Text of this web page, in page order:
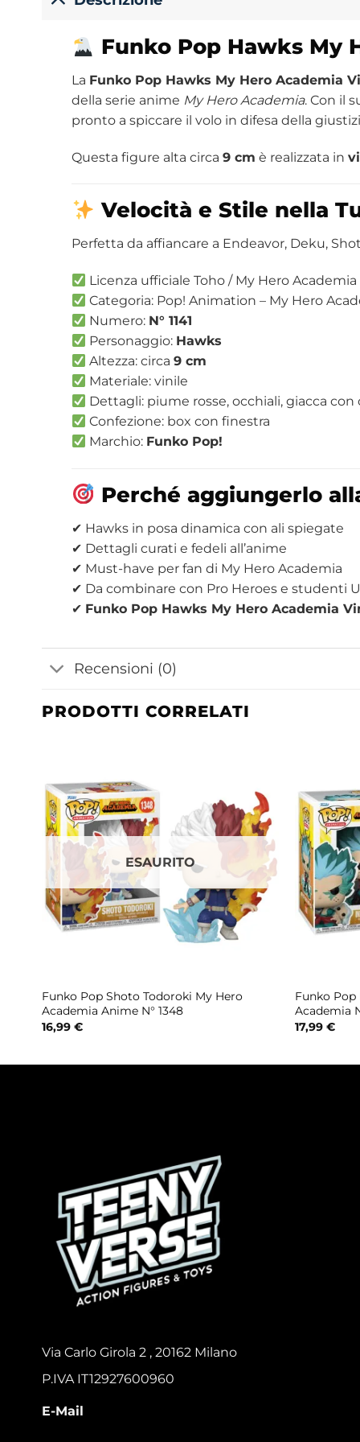
Funko Pop Hawks My
La Funko Pop Hawks My Hero Academia
della serie anime My Hero Academia. Con il
pronto a spiccare il volo in difesa della
Questa figure alta circa 9 cm è realizzata in
Velocità e Stile nella
Perfetta da affiancare a Endeavor, Deku,
Licenza ufficiale Toho / My Hero Academia
Categoria: Pop! Animation – My Hero
Numero: N° 1141
Personaggio: Hawks
Altezza: circa9 cm
Materiale: vinile
Dettagli: piume rosse, occhiali, giacca
Confezione: box con finestra
Marchio: Funko Pop!
Perché aggiungerlo
✔ Hawks in posa dinamica con ali spiegate
✔ Dettagli curati e fedeli all’anime
✔ Must-have per fan di My Hero Academia
✔ Da combinare con Pro Heroes e studenti
✔ Funko Pop Hawks My Hero Academia
Recensioni (0)
PRODOTTI CORRELATI
ESAURITO
Funko Pop Shoto Todoroki My Hero
Academia Anime N° 1348
16,99 €
Funko
Academia
17,99 €
Via Carlo Girola 2 , 20162 Milano
P.IVA IT12927600960
E-Mail